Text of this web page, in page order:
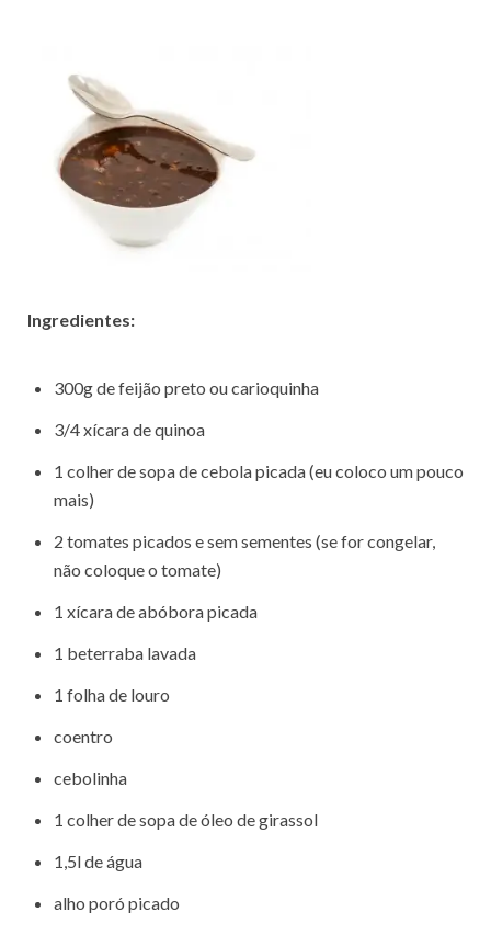
Ingredientes:
300g de feijão preto ou carioquinha
3/4 xícara de quinoa
1 colher de sopa de cebola picada (eu coloco um pouco
mais)
2 tomates picados e sem sementes (se for congelar,
não coloque o tomate)
1 xícara de abóbora picada
1 beterraba lavada
1 folha de louro
coentro
cebolinha
1 colher de sopa de óleo de girassol
1,5l de água
alho poró picado